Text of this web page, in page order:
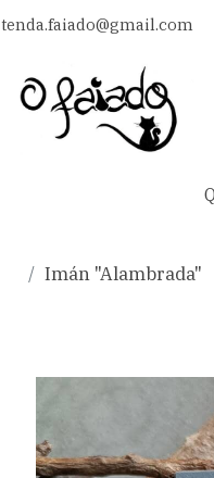
tenda.faiado@gmail.com
Imán "Alambrada"